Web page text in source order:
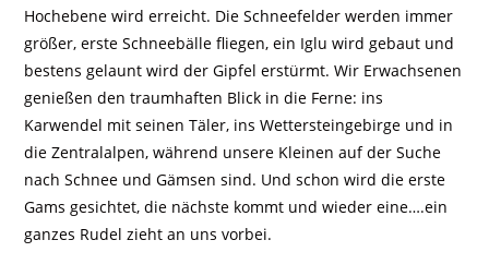
Hochebene wird erreicht. Die Schneefelder werden immer
größer, erste Schneebälle fliegen, ein Iglu wird gebaut und
bestens gelaunt wird der Gipfel erstürmt. Wir Erwachsenen
genießen den traumhaften Blick in die Ferne: ins
Karwendel mit seinen Täler, ins Wettersteingebirge und in
die Zentralalpen, während unsere Kleinen auf der Suche
nach Schnee und Gämsen sind. Und schon wird die erste
Gams gesichtet, die nächste kommt und wieder eine….ein
ganzes Rudel zieht an uns vorbei.